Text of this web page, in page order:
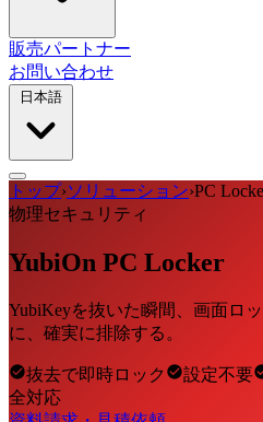
販売パートナー
お問い合わせ
トップ›ソリューション›PC
物理セキュリティ
YubiOn PC Locker
YubiKeyを抜いた瞬間、画面ロ
に、確実に排除する。
抜去で即時ロック 設定不要
全対応